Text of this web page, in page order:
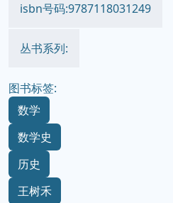
isbn号码:9787118031249
丛书系列:
图书标签:
数学
数学史
历史
王树禾